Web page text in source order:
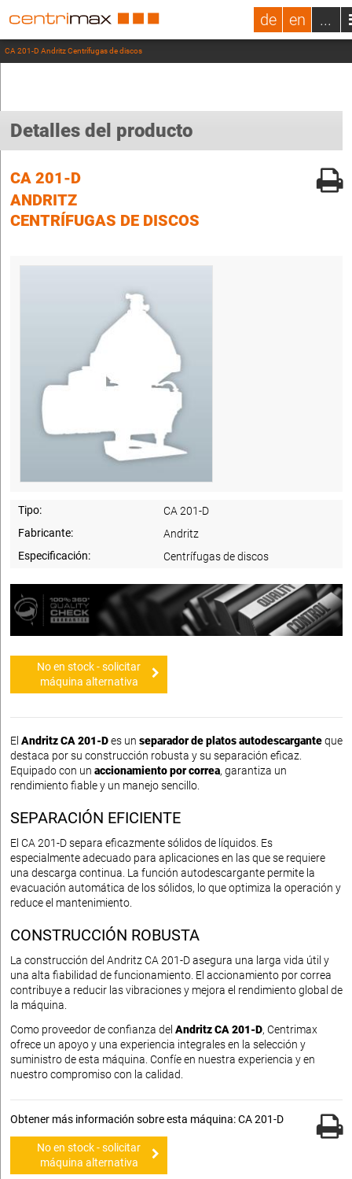
de en ...
CA 201-D Andritz Centrífugas de discos
Detalles del producto
CA 201-D
ANDRITZ
CENTRÍFUGAS DE DISCOS
Tipo:
CA 201-D
Fabricante:
Andritz
Especificación:
Centrífugas de discos
No en stock - solicitar
máquina alternativa
El Andritz CA 201-Des un separador de platos autodescarganteque
destaca por su construcción robusta y su separación eficaz.
Equipado con un accionamiento por correa, garantiza un
rendimiento fiable y un manejo sencillo.
SEPARACIÓN EFICIENTE
El CA 201-D separa eficazmente sólidos de líquidos. Es
especialmente adecuado para aplicaciones en las que se requiere
una descarga continua. La función autodescargante permite la
evacuación automática de los sólidos, lo que optimiza la operación y
reduce el mantenimiento.
CONSTRUCCIÓN ROBUSTA
La construcción del Andritz CA 201-D asegura una larga vida útil y
una alta fiabilidad de funcionamiento. El accionamiento por correa
contribuye a reducir las vibraciones y mejora el rendimiento global de
la máquina.
Como proveedor de confianza del Andritz CA 201-D, Centrimax
ofrece un apoyo y una experiencia integrales en la selección y
suministro de esta máquina. Confíe en nuestra experiencia y en
nuestro compromiso con la calidad.
Obtener más información sobre esta máquina: CA 201-D
No en stock - solicitar
máquina alternativa